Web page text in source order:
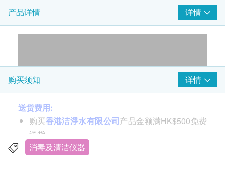
产品详情 详情
购买须知 详情
送货费用:
购买香港洁淨水有限公司产品金额满HK$500免费
送货。
订单金额不足HK$500顾客需支付运费HK$35。
消毒及清洁仪器